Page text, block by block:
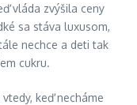
vláda zvýšila ceny
sa stáva luxusom,
nechce a deti tak
cukru.
keď necháme